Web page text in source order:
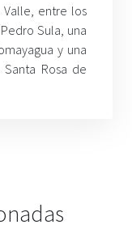
entre los
Sula, una
y una
Rosa de